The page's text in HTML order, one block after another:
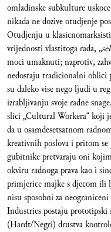
omladinske subkulture
nikada ne dozive otudjenje
Otudjenju u
vrijednosti vlastitoga rada,
moci umaknuti; naprotiv,
nedostaju tradicionalni oblici
su daleko vise nego ljudi u
izrabljivanju svoje radne
slici „Cultural Workera“ koji
da u osamdesetsatnom
kreativnih poslova i pritom
gubitnike pretvaraju oni
okviru radnoga prava kao i
primjerice majke s djecom ili
nisu sposobni za
Industries postaju prototipski
(Hardt/Negri) drustva